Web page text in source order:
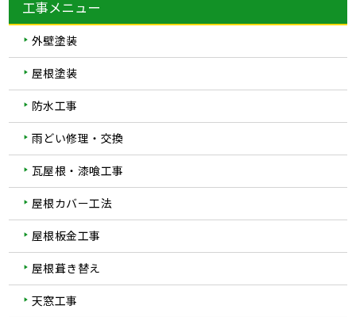
工事メニュー
外壁塗装
屋根塗装
防水工事
雨どい修理・交換
瓦屋根・漆喰工事
屋根カバー工法
屋根板金工事
屋根葺き替え
天窓工事